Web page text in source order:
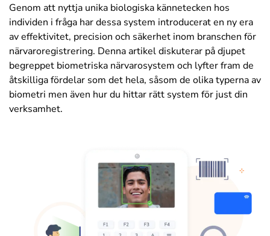
Genom att nyttja unika biologiska kännetecken hos
individen i fråga har dessa system introducerat en ny era
av effektivitet, precision och säkerhet inom branschen för
närvaroregistrering. Denna artikel diskuterar på djupet
begreppet biometriska närvarosystem och lyfter fram de
åtskilliga fördelar som det hela, såsom de olika typerna av
biometri men även hur du hittar rätt system för just din
verksamhet.